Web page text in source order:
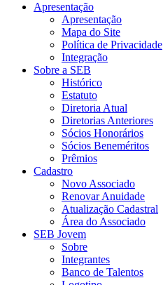
Apresentação
Apresentação
Mapa do Site
Política de Privacidade
Integração
Sobre a SEB
Histórico
Estatuto
Diretoria Atual
Diretorias Anteriores
Sócios Honorários
Sócios Beneméritos
Prêmios
Cadastro
Novo Associado
Renovar Anuidade
Atualização Cadastral
Área do Associado
SEB Jovem
Sobre
Integrantes
Banco de Talentos